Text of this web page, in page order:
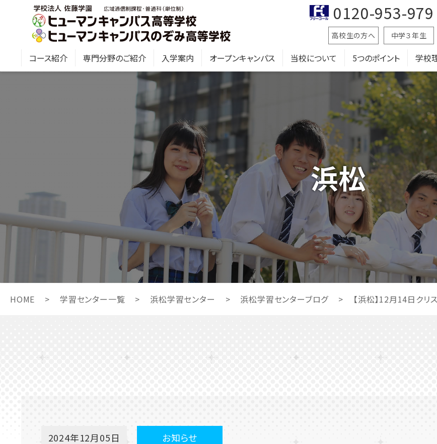
コース紹介 専門分野のご紹介 入学案内 オープンキャンパス 当校について 5つのポイント 学校
高校生の方へ 中学３年生
0120-953-979
浜松
HOME > 学習センター一覧 > 浜松学習センター > 浜松学習センターブログ > 【浜松】12月14日ク
2024年12月05日 お知らせ